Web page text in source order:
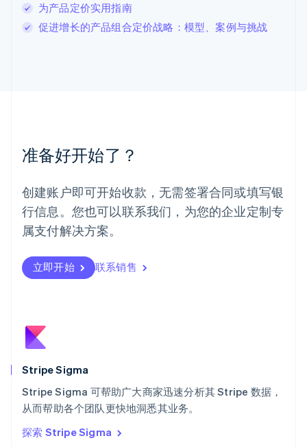
为产品定价实用指南
促进增长的产品组合定价战略：模型、案例与挑战
准备好开始了？
创建账户即可开始收款，无需签署合同或填写银
行信息。您也可以联系我们，为您的企业定制专
属支付解决方案。
立即开始 联系销售
Stripe Sigma
Stripe Sigma 可帮助广大商家迅速分析其 Stripe 数据，
从而帮助各个团队更快地洞悉其业务。
探索 Stripe Sigma
罗马尼亚
English
挪威
葡萄牙
Português English
日本
日本語English
瑞典
瑞士
DeutschFrançais
English
斯洛文尼亚
泰国
ไทยEnglish
希腊
English
西班牙